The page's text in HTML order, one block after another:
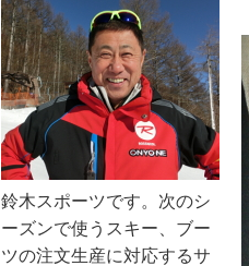
鈴木スポーツです。次のシ
ーズンで使うスキー、ブー
ツの注文生産に対応するサ